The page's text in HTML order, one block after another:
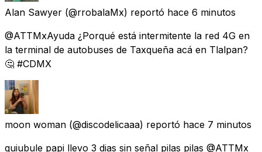
Alan Sawyer (@rrobalaMx) reportó hace 6 minutos
@ATTMxAyuda ¿Porqué está intermitente la red 4G en
la terminal de autobuses de Taxqueña acá en Tlalpan?
🤔 #CDMX
moon woman (@discodelicaaa) reportó hace 7 minutos
quiubule papi llevo 3 dias sin señal pilas pilas @ATTMx